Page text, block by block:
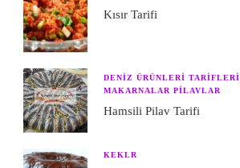
Kısır Tarifi
DENIZ ÜRÜNLERI TARIFLERI
MAKARNALAR PILAVLAR
Hamsili Pilav Tarifi
KEKLR